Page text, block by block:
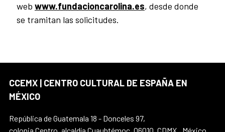
web www.fundacioncarolina.es, desde donde
se tramitan las solicitudes.
CCEMX | CENTRO CULTURAL DE ESPAÑA EN
MÉXICO
República de Guatemala 18 - Donceles 97,